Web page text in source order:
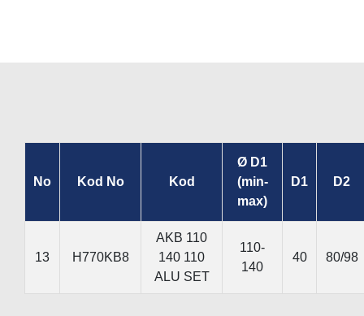
No Kod No Kod
Ø D1
(min-
max)
D1 D2
13 H770KB8
AKB 110
140 110
ALU SET
110-
140
40 80/98